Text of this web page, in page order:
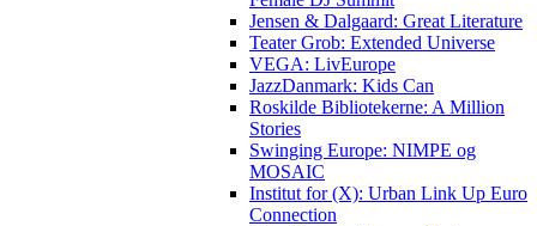
Jensen & Dalgaard: Great Literature
Teater Grob: Extended Universe
VEGA: LivEurope
JazzDanmark: Kids Can
Roskilde Bibliotekerne: A Million
Stories
Swinging Europe: NIMPE og
MOSAIC
Institut for (X): Urban Link Up Euro
Connection